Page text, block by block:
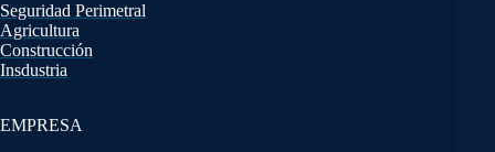
Seguridad Perimetral
Agricultura
Construcción
Insdustria
EMPRESA